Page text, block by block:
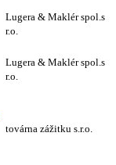
Lugera & Maklér spol.s
r.o.
Lugera & Maklér spol.s
r.o.
továrna zážitku s.r.o.